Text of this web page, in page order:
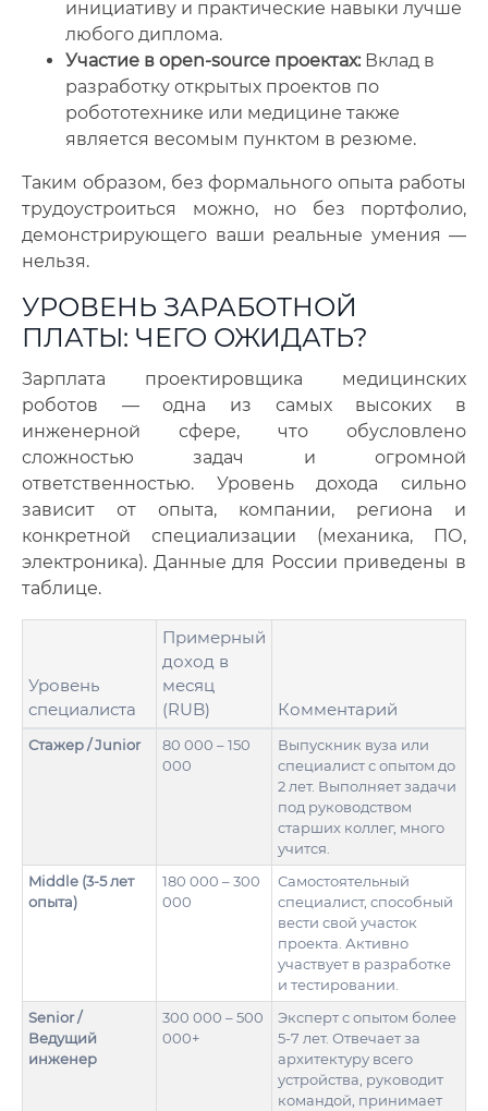
инициативу и практические навыки лучше
любого диплома.
Участие в open-source проектах:Вклад в
разработку открытых проектов по
робототехнике или медицине также
является весомым пунктом в резюме.
Таким образом, без формального опыта работы
трудоустроиться можно, но без портфолио,
демонстрирующего ваши реальные умения —
нельзя.
УРОВЕНЬ ЗАРАБОТНОЙ
ПЛАТЫ: ЧЕГО ОЖИДАТЬ?
Зарплата проектировщика медицинских
роботов — одна из самых высоких в
инженерной сфере, что обусловлено
сложностью задач и огромной
ответственностью. Уровень дохода сильно
зависит от опыта, компании, региона и
конкретной специализации (механика, ПО,
электроника). Данные для России приведены в
таблице.
Уровень
специалиста
Примерный
доход в
месяц
(RUB)
Комментарий
Стажер / Junior
80 000 – 150
000
Выпускник вуза или
специалист с опытом до
2 лет. Выполняет задачи
под руководством
старших коллег, много
учится.
Middle (3-5 лет
опыта)
180 000 – 300
000
Самостоятельный
специалист, способный
вести свой участок
проекта. Активно
участвует в разработке
и тестировании.
Senior /
Ведущий
инженер
300 000 – 500
000+
Эксперт с опытом более
5-7 лет. Отвечает за
архитектуру всего
устройства, руководит
командой, принимает